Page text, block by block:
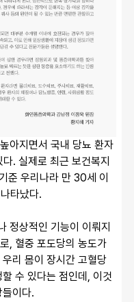
아지면서 국내 당뇨 환자
. 실제로 최근 보건복지
준 우리나라 만 30세 이
타났다.
정상적인 기능이 이뤄지
, 혈중 포도당의 농도가
리 몸이 장시간 고혈당
수 있다는 점인데, 이것
이다.